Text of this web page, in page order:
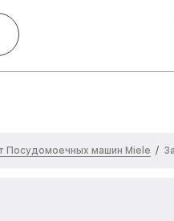
Посудомоечных машин Miele /